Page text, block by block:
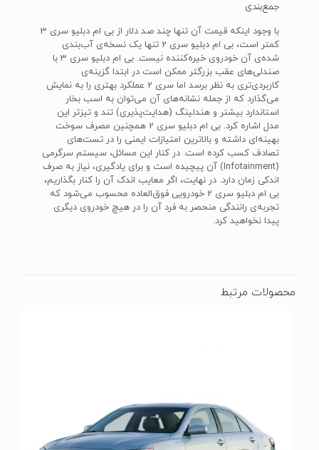
جمع‌بندی
با وجود اینکه قیمت آن تنها چند صد دلار از بی ام دبلیو سری 3
کمتر است، بی ام دبلیو سری 2 تنها یک نسخه‌ی آب‌بندی
شده‌ی آن خودروی خیره‌کننده نیست. بی ام دبلیو سری 3 با
صندلی‌های عقب بزرگتر ممکن است در ابتدا گزینه‌ی
کاربردی‌تری به نظر برسد اما سری 2 عملکرد بهتری را به نمایش
می‌گذارد که از جمله نشانه‌های آن می‌توان به اسب بخار
استاندارد بیشتر و هندلینگ (هدایت‌پذیری) تند و تیزتر این
مدل اشاره کرد. بی ام دبلیو سری 2 همچنین مصرف سوخت
بهینه‌ای داشته و بالاترین امتیازات ایمنی را در تست‌های
تصادف کسب کرده است. در کنار این مسائل، سیستم سرگرمی
(Infotainment) آن پیچیده است و برای یادگیری، نیاز به صرف
اندکی زمان دارد. در نهایت، اگر معایب اندک آن را کنار بگذاریم،
بی ام دبلیو سری 2 خودرویی فوق‌العاده محسوب می‌شود که
تجربه‌ی رانندگی منحصر به فرد آن را در هیچ خودروی دیگری
پیدا نخواهید کرد.
محصولات مرتبط